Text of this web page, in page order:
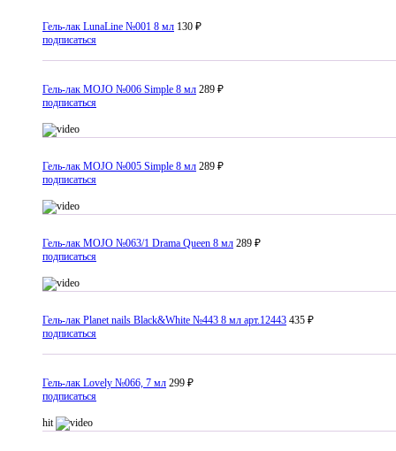
Гель-лак LunaLine №001 8 мл 130 ₽
подписаться
Гель-лак MOJO №006 Simple 8 мл 289 ₽
подписаться
Гель-лак MOJO №005 Simple 8 мл 289 ₽
подписаться
Гель-лак MOJO №063/1 Drama Queen 8 мл 289 ₽
подписаться
Гель-лак Planet nails Black&White №443 8 мл арт.12443 435 ₽
подписаться
Гель-лак Lovely №066, 7 мл 299 ₽
подписаться
hit